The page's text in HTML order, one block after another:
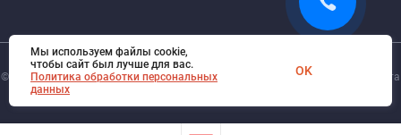
© 2026. Все права защищены. Digi-Web.ru — создание и поддержка сайта
Мы используем файлы cookie,
чтобы сайт был лучше для вас.
Политика обработки персональных
данных
OK